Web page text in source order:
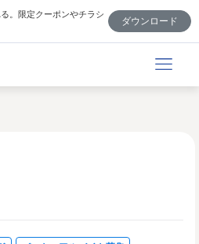
。限定クーポンやチラシ
ダウンロード